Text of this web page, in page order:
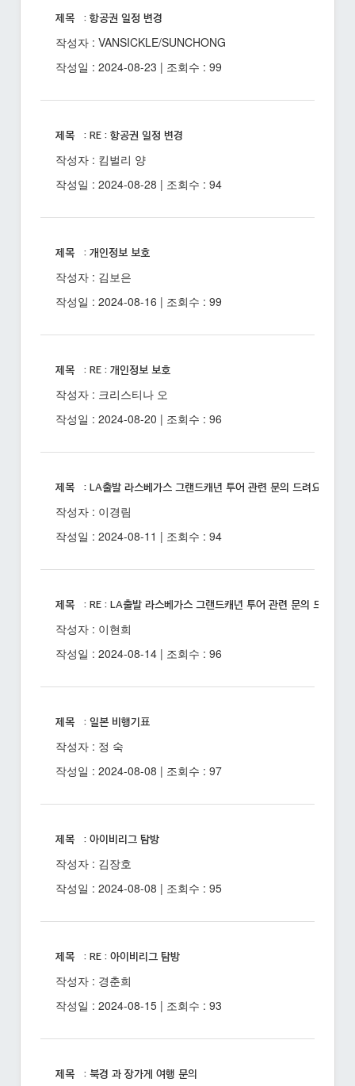
제목 : 항공권 일정 변경
작성자 : VANSICKLE/SUNCHONG
작성일 : 2024-08-23 | 조회수 : 99
제목 : RE : 항공권 일정 변경
작성자 : 킴벌리 양
작성일 : 2024-08-28 | 조회수 : 94
제목 : 개인정보 보호
작성자 : 김보은
작성일 : 2024-08-16 | 조회수 : 99
제목 : RE : 개인정보 보호
작성자 : 크리스티나 오
작성일 : 2024-08-20 | 조회수 : 96
제목 : LA출발 라스베가스 그랜드캐년 투어 관련 문의 드려요
작성자 : 이경림
작성일 : 2024-08-11 | 조회수 : 94
제목 : RE : LA출발 라스베가스 그랜드캐년 투어 관련 문의 드려요
작성자 : 이현희
작성일 : 2024-08-14 | 조회수 : 96
제목 : 일본 비행기표
작성자 : 정 숙
작성일 : 2024-08-08 | 조회수 : 97
제목 : 아이비리그 탐방
작성자 : 김장호
작성일 : 2024-08-08 | 조회수 : 95
제목 : RE : 아이비리그 탐방
작성자 : 경춘희
작성일 : 2024-08-15 | 조회수 : 93
제목 : 북경 과 장가게 여행 문의